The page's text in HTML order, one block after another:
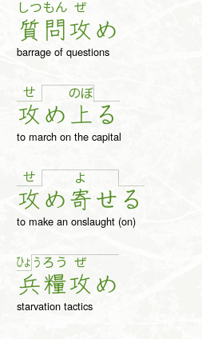
しつ
質
もん
問
ぜ
攻め
barrage of questions
せ
攻め
のぼ
上 る
to march on the capital
せ
攻め
よ
寄せ る
to make an onslaught (on)
ひょ う
兵
ろ う
糧
ぜ
攻め
starvation tactics